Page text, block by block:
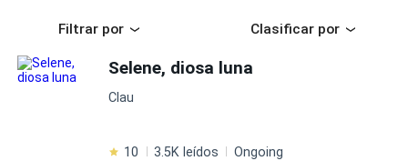
Filtrar por Clasificar por
Selene, diosa luna
Clau
10 3.5K leídos Ongoing